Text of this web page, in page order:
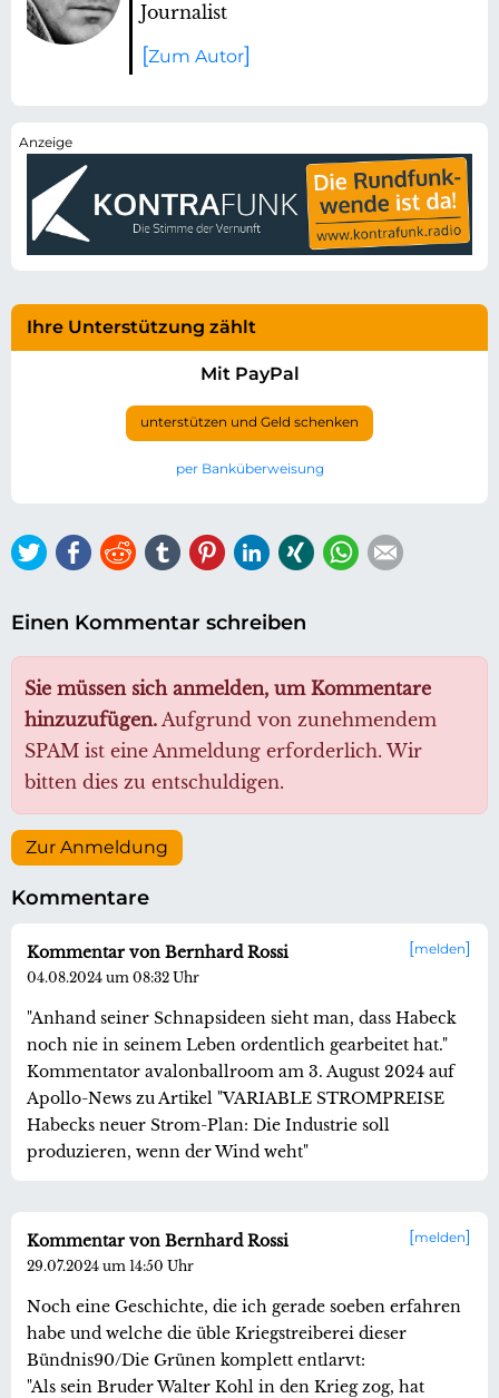
Journalist
Zum Autor
Ihre Unterstützung zählt
Mit PayPal
unterstützen und Geld schenken
per Banküberweisung
TwitterFacebook
ReddittumblrPinterestLinkedIn
Xing WhatsApp
Einen Kommentar schreiben
Sie müssen sich anmelden, um Kommentare
hinzuzufügen. Aufgrund von zunehmendem
SPAM ist eine Anmeldung erforderlich. Wir
bitten dies zu entschuldigen.
Zur Anmeldung
Kommentare
melden
Kommentar von Bernhard Rossi
04.08.2024 um 08:32 Uhr
"Anhand seiner Schnapsideen sieht man, dass Habeck
noch nie in seinem Leben ordentlich gearbeitet hat."
Kommentator avalonballroom am 3. August 2024 auf
Apollo-News zu Artikel "VARIABLE STROMPREISE
Habecks neuer Strom-Plan: Die Industrie soll
produzieren, wenn der Wind weht"
melden
Kommentar von Bernhard Rossi
29.07.2024 um 14:50 Uhr
Noch eine Geschichte, die ich gerade soeben erfahren
habe und welche die üble Kriegstreiberei dieser
Bündnis90/Die Grünen komplett entlarvt:
"Als sein Bruder Walter Kohl in den Krieg zog, hat